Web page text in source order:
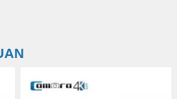
đến từ
Remax thì Cáp 2 in 1
có thiết kế đơn giản hơn nhiều.